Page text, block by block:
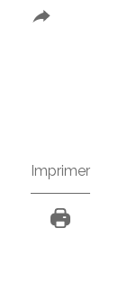
Imprimer